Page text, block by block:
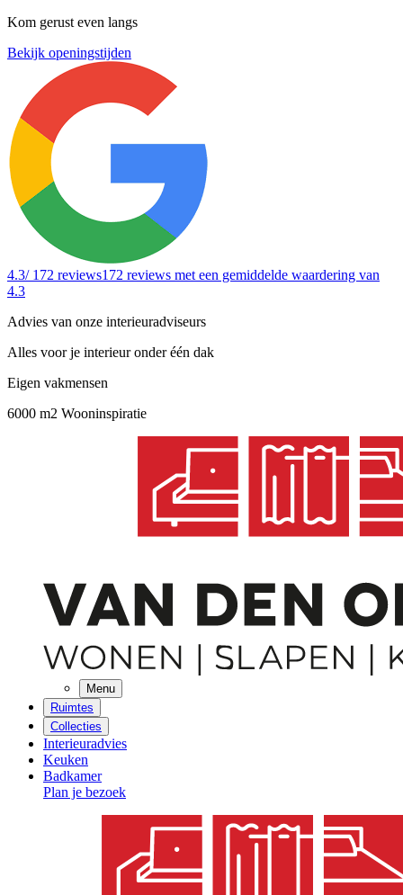
Kom gerust even langs
Bekijk openingstijden
4.3/ 172 reviews172 reviews met een gemiddelde waardering van
4.3
Advies van onze interieuradviseurs
Alles voor je interieur onder één dak
Eigen vakmensen
6000 m2 Wooninspiratie
Menu
Ruimtes
Collecties
Interieuradvies
Keuken
Badkamer
Plan je bezoek